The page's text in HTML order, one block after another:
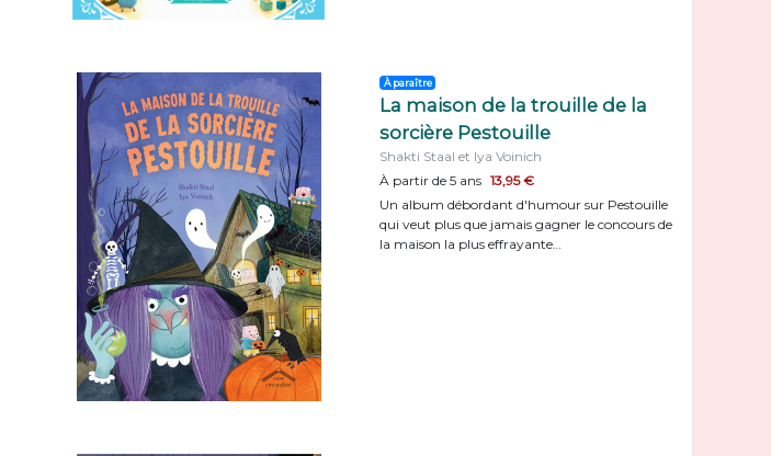
À paraître
La maison de la trouille de la
sorcière Pestouille
Shakti Staal et Iya Voinich
À partir de 5 ans 13,95 €
Un album débordant d'humour sur Pestouille
qui veut plus que jamais gagner le concours de
la maison la plus effrayante…